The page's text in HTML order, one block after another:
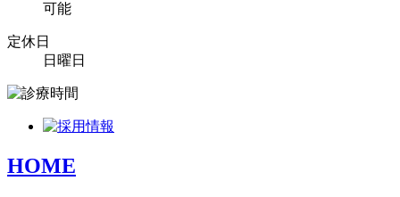
可能
定休日
日曜日
HOME